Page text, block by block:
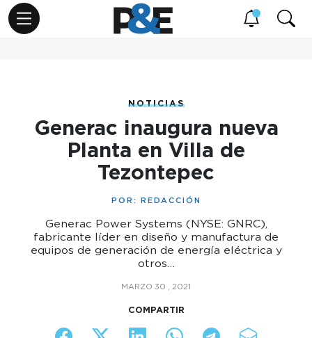
NOTICIAS
Generac inaugura nueva
Planta en Villa de
Tezontepec
POR: REDACCIÓN
Generac Power Systems (NYSE: GNRC),
fabricante líder en diseño y manufactura de
equipos de generación de energía eléctrica y
otros…
MARZO 30 , 2021
COMPARTIR